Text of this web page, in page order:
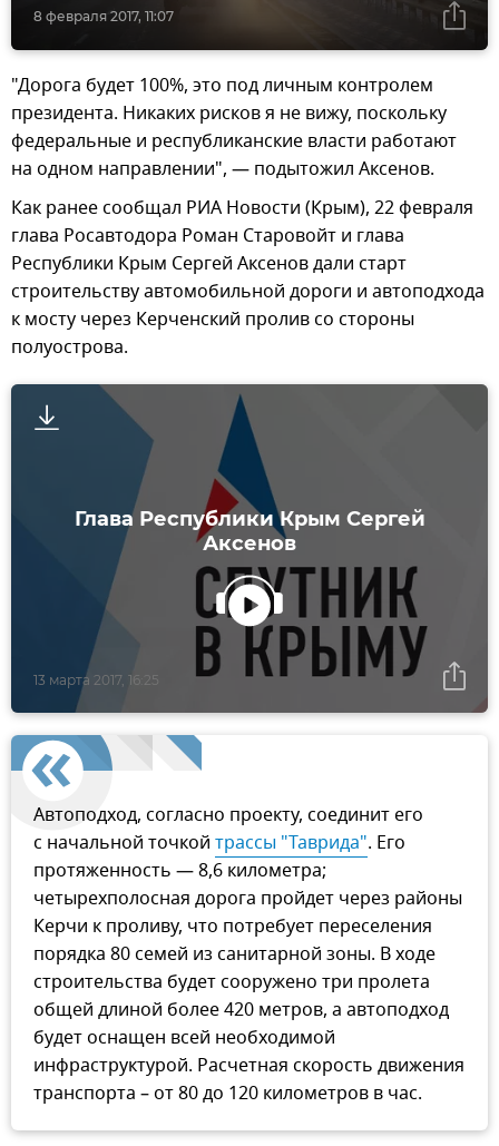
8 февраля 2017, 11:07
"Дорога будет 100%, это под личным контролем
президента. Никаких рисков я не вижу, поскольку
федеральные и республиканские власти работают
на одном направлении", — подытожил Аксенов.
Как ранее сообщал РИА Новости (Крым), 22 февраля
глава Росавтодора Роман Старовойт и глава
Республики Крым Сергей Аксенов дали старт
строительству автомобильной дороги и автоподхода
к мосту через Керченский пролив со стороны
полуострова.
Глава Республики Крым Сергей
Аксенов
13 марта 2017, 16:25
Автоподход, согласно проекту, соединит его
с начальной точкой трассы "Таврида". Его
протяженность — 8,6 километра;
четырехполосная дорога пройдет через районы
Керчи к проливу, что потребует переселения
порядка 80 семей из санитарной зоны. В ходе
строительства будет сооружено три пролета
общей длиной более 420 метров, а автоподход
будет оснащен всей необходимой
инфраструктурой. Расчетная скорость движения
транспорта – от 80 до 120 километров в час.